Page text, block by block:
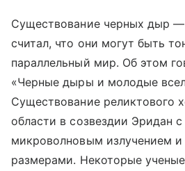
Существование черных дыр
считал, что они могут быть
параллельный мир. Об этом
«Черные дыры и молодые
Существование реликтового
области в созвездии Эридан
микроволновым излучением
размерами. Некоторые